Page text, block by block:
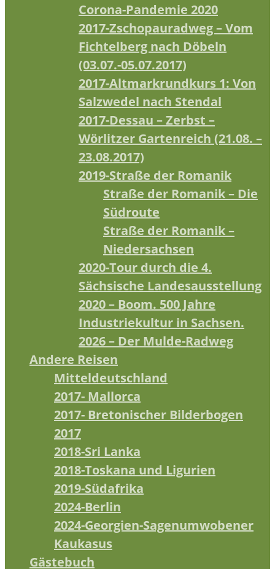
Corona-Pandemie 2020
2017-Zschopauradweg – Vom
Fichtelberg nach Döbeln
(03.07.-05.07.2017)
2017-Altmarkrundkurs 1: Von
Salzwedel nach Stendal
2017-Dessau – Zerbst –
Wörlitzer Gartenreich (21.08. –
23.08.2017)
2019-Straße der Romanik
Straße der Romanik – Die
Südroute
Straße der Romanik –
Niedersachsen
2020-Tour durch die 4.
Sächsische Landesausstellung
2020 – Boom. 500 Jahre
Industriekultur in Sachsen.
2026 – Der Mulde-Radweg
Andere Reisen
Mitteldeutschland
2017- Mallorca
2017- Bretonischer Bilderbogen
2017
2018-Sri Lanka
2018-Toskana und Ligurien
2019-Südafrika
2024-Berlin
2024-Georgien-Sagenumwobener
Kaukasus
Gästebuch